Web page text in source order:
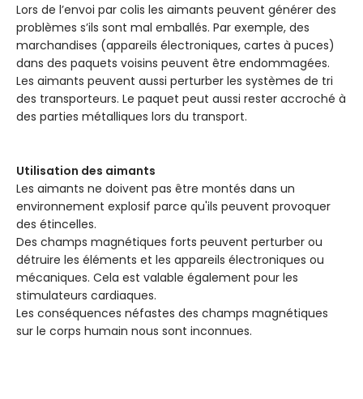
Lors de l’envoi par colis les aimants peuvent générer des
problèmes s’ils sont mal emballés. Par exemple, des
marchandises (appareils électroniques, cartes à puces)
dans des paquets voisins peuvent être endommagées.
Les aimants peuvent aussi perturber les systèmes de tri
des transporteurs. Le paquet peut aussi rester accroché à
des parties métalliques lors du transport.
Utilisation des aimants
Les aimants ne doivent pas être montés dans un
environnement explosif parce qu'ils peuvent provoquer
des étincelles.
Des champs magnétiques forts peuvent perturber ou
détruire les éléments et les appareils électroniques ou
mécaniques. Cela est valable également pour les
stimulateurs cardiaques.
Les conséquences néfastes des champs magnétiques
sur le corps humain nous sont inconnues.